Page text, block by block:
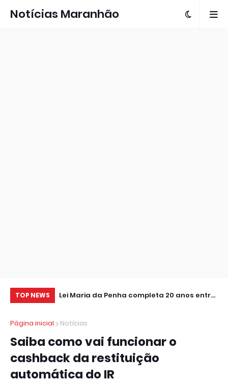
Notícias Maranhão
TOP NEWS
Lei Maria da Penha completa 20 anos entre
Página inicial
Notícias
Saiba como vai funcionar o
cashback da restituição
automática do IR